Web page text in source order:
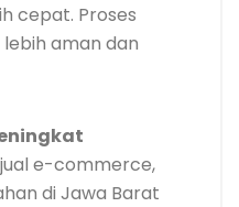
cepat. Proses
aman dan
e-commerce,
di Jawa Barat